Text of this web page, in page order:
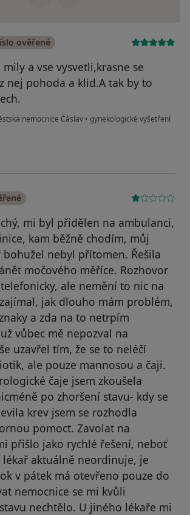
ověřené
a vse vysvetli,krasne se
nej pohoda a klid.A tak by to
nemocnice Čáslav • gynekologické vyšetření
Monika
mi byl přidělen na ambulanci,
kam běžně chodím, můj
bohužel nebyl přítomen. Řešila
močového měříce. Rozhovor
ale nemění to nic na
jak dlouho mám problém,
a zda na to netrpím
vůbec mě nepozval na
uzavřel tím, že se to neléčí
ale pouze mannosou a čaji.
čaje jsem zkoušela
po zhoršení stavu- kdy se
krev jsem se rozhodla
pomoct. Zavolat na
přišlo jako rychlé řešení, neboť
aktuálně neordinuje, je
v pátek má otevřeno pouze do
nemocnice se mi kvůli
nechtělo. U jiného lékaře mi